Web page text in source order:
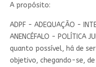
A propósito:
ADPF - ADEQUAÇÃO -
ANENCÉFALO - POLÍTICA
quanto possível, há de
objetivo, chegando-se,